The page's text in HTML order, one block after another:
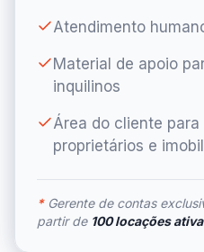
Atendimento
Material de apoio
inquilinos
Área do cliente para
proprietários e
*Gerente de contas
partir de 100 locações